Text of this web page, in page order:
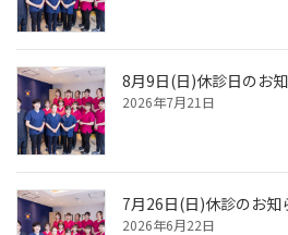
8月9日(日)休診日のお
2026年7月21日
7月26日(日)休診のお知
2026年6月22日